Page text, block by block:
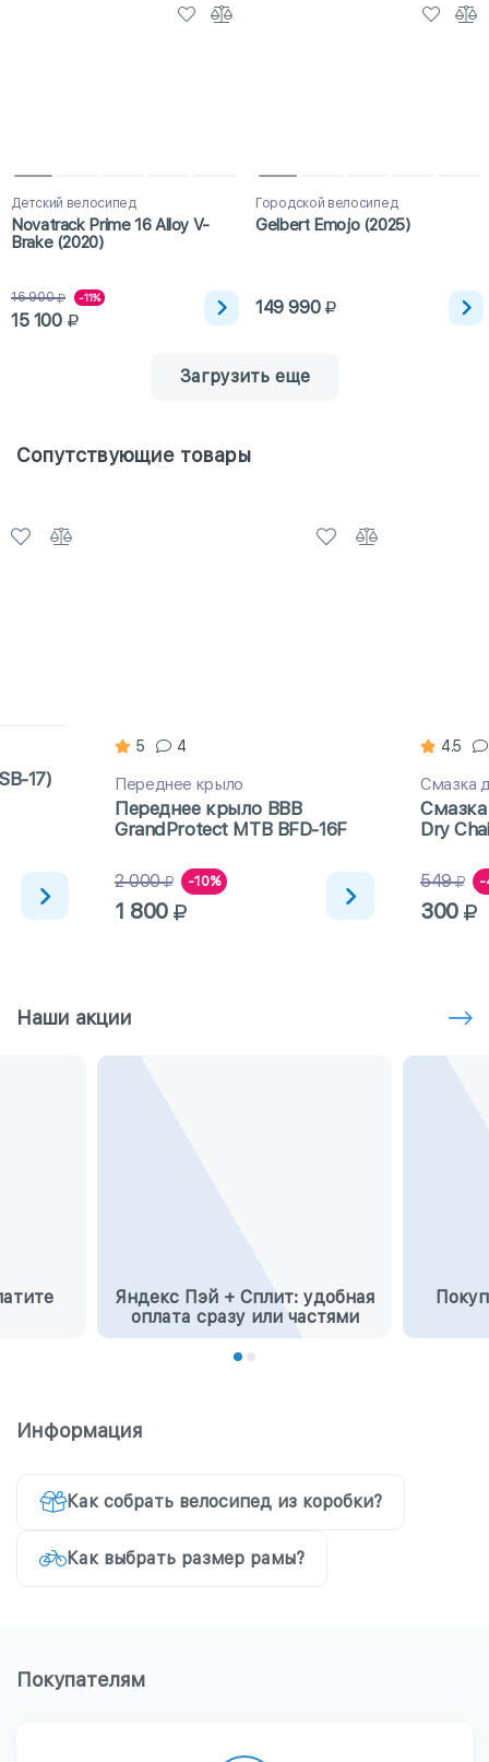
Детский велосипед
Novatrack Prime 16 Alloy V-
Brake (2020)
16 900 -11%
15 100
Городской велосипед
Gelbert Emojo (2025)
149 990
Загрузить еще
Сопутствующие товары
17)
5 4
Переднее крыло
Переднее крыло BBB
GrandProtect MTB BFD-16F
2 000 -10%
1 800
4.5
Смазка
Dry
549 -
300
Наши акции
Яндекс Пэй + Сплит: удобная
оплата сразу или частями
Информация
Как собрать велосипед из коробки?
Как выбрать размер рамы?
Покупателям